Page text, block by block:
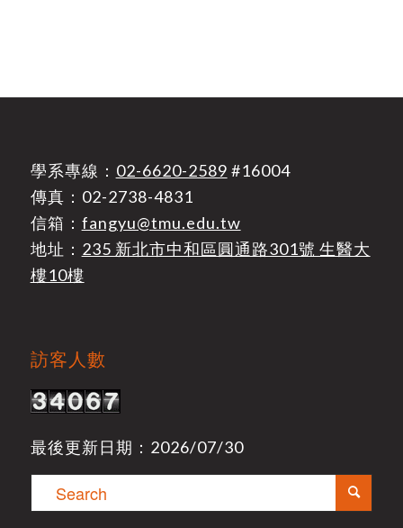
學系專線： 02-6620-2589 #16004
傳真：02-2738-4831
信箱： fangyu@tmu.edu.tw
地址： 235 新北市中和區圓通路301號 生醫大
樓10樓
訪客人數
最後更新日期：2026/07/30